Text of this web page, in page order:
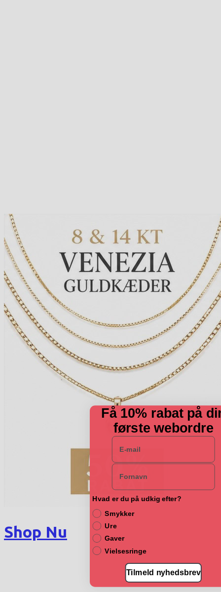
Shop Nu
Få 10% rabat på
første webordre
E-mail
Navn
Hvad er du på udkig efter?
Smykker
Ure
Gaver
Vielsesringe
Tilmeld nyhedsbrev